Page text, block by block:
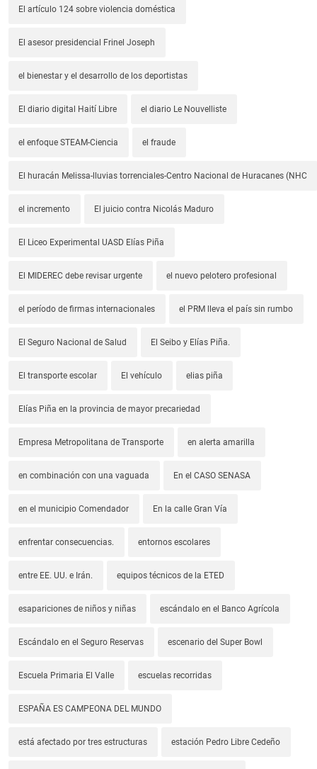
El artículo 124 sobre violencia doméstica
El asesor presidencial Frinel Joseph
el bienestar y el desarrollo de los deportistas
El diario digital Haití Libre el diario Le Nouvelliste
el enfoque STEAM-Ciencia el fraude
El huracán Melissa-lluvias torrenciales-Centro Nacional de Huracanes (NHC
el incremento El juicio contra Nicolás Maduro
El Liceo Experimental UASD Elías Piña
El MIDEREC debe revisar urgente el nuevo pelotero profesional
el período de firmas internacionales el PRM lleva el país sin rumbo
El Seguro Nacional de Salud El Seibo y Elías Piña.
El transporte escolar El vehículo elias piña
Elías Piña en la provincia de mayor precariedad
Empresa Metropolitana de Transporte en alerta amarilla
en combinación con una vaguada En el CASO SENASA
en el municipio Comendador En la calle Gran Vía
enfrentar consecuencias. entornos escolares
entre EE. UU. e Irán. equipos técnicos de la ETED
esapariciones de niños y niñas escándalo en el Banco Agrícola
Escándalo en el Seguro Reservas escenario del Super Bowl
Escuela Primaria El Valle escuelas recorridas
ESPAÑA ES CAMPEONA DEL MUNDO
está afectado por tres estructuras estación Pedro Libre Cedeño